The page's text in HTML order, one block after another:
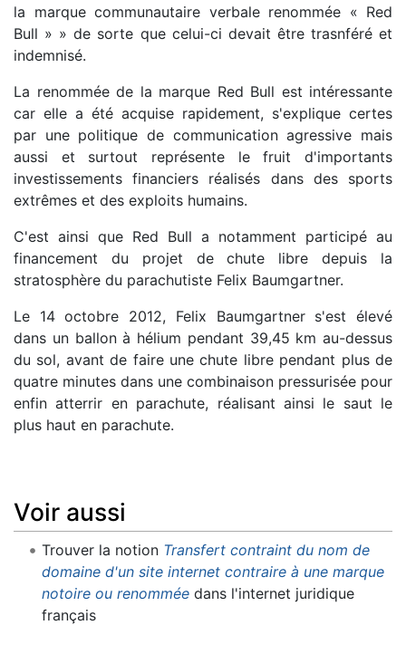
la marque communautaire verbale renommée « Red
Bull » » de sorte que celui-ci devait être trasnféré et
indemnisé.
La renommée de la marque Red Bull est intéressante
car elle a été acquise rapidement, s'explique certes
par une politique de communication agressive mais
aussi et surtout représente le fruit d'importants
investissements financiers réalisés dans des sports
extrêmes et des exploits humains.
C'est ainsi que Red Bull a notamment participé au
financement du projet de chute libre depuis la
stratosphère du parachutiste Felix Baumgartner.
Le 14 octobre 2012, Felix Baumgartner s'est élevé
dans un ballon à hélium pendant 39,45 km au-dessus
du sol, avant de faire une chute libre pendant plus de
quatre minutes dans une combinaison pressurisée pour
enfin atterrir en parachute, réalisant ainsi le saut le
plus haut en parachute.
Voir aussi
Trouver la notion Transfert contraint du nom de
domaine d'un site internet contraire à une marque
notoire ou renomméedans l'internet juridique
français